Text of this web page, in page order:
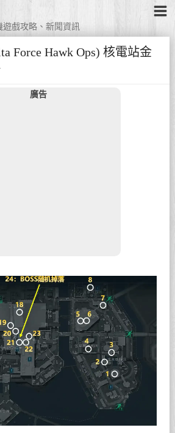
遊戲攻略、新聞資訊
Force Hawk Ops) 核電站金
廣告